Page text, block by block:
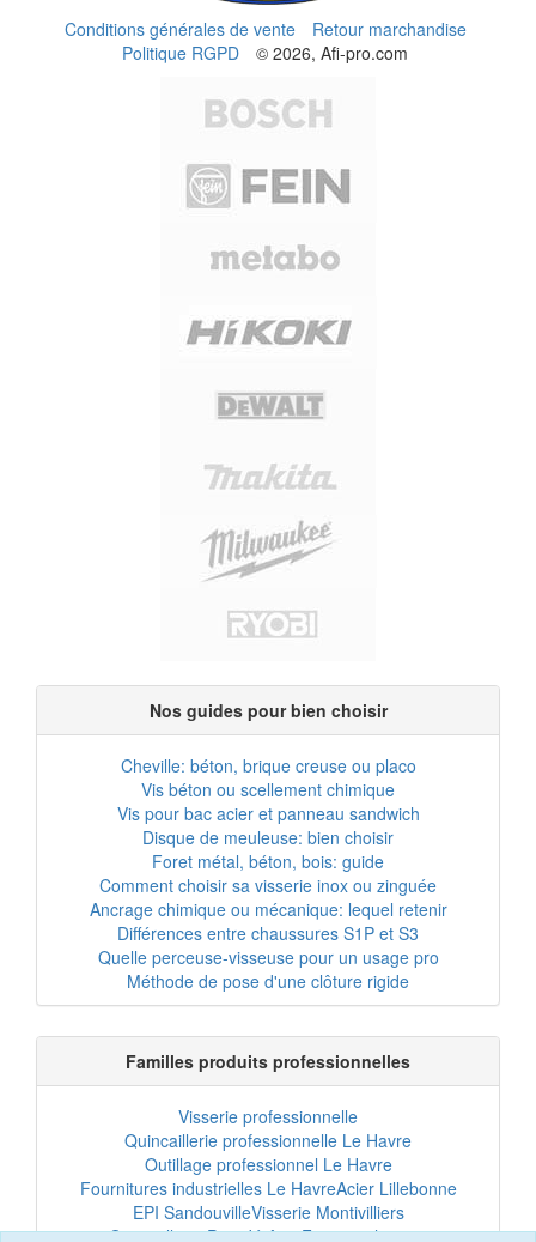
Conditions générales de vente
Retour marchandise
Politique RGPD
© 2026, Afi-pro.com
Nos guides pour bien choisir
Cheville: béton, brique creuse ou placo
Vis béton ou scellement chimique
Vis pour bac acier et panneau sandwich
Disque de meuleuse: bien choisir
Foret métal, béton, bois: guide
Comment choisir sa visserie inox ou zinguée
Ancrage chimique ou mécanique: lequel retenir
Différences entre chaussures S1P et S3
Quelle perceuse-visseuse pour un usage pro
Méthode de pose d'une clôture rigide
Familles produits professionnelles
Visserie professionnelle
Quincaillerie professionnelle Le Havre
Outillage professionnel Le Havre
Fournitures industrielles Le HavreAcier Lillebonne
EPI SandouvilleVisserie Montivilliers
Quincaillerie Port-JérômeFixation chantier